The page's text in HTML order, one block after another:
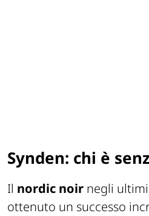
Synden: chi è
Il nordic noir negli
ottenuto un successo